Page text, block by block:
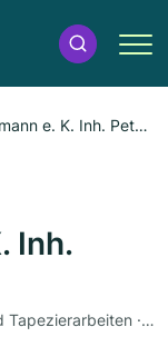
e. K. Inh. Peter
Inh.
Glasarbeiten · Tapezierer · Maler · Maler und Tapezierarbeiten · Bodenleger · Fassadenarbeiten · Schimmelsanierung · Dämmung